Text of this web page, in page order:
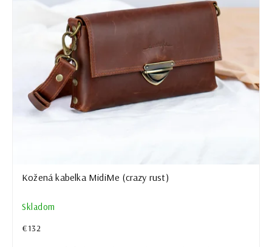
Kožená kabelka MidiMe (crazy rust)
Skladom
€132